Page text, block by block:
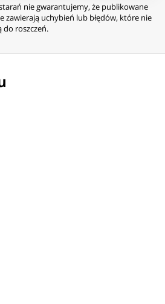
nie gwarantujemy, że publikowane
zawierają uchybień lub błędów, które nie
do roszczeń.